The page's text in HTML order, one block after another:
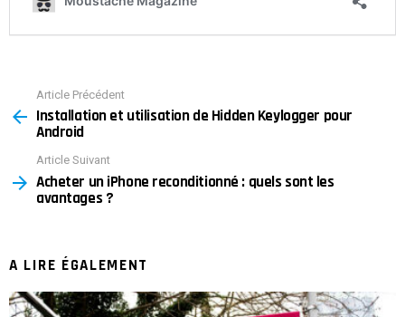
more
Article Précédent
Installation et utilisation de Hidden Keylogger pour
Android
Article Suivant
Acheter un iPhone reconditionné : quels sont les
avantages ?
A LIRE ÉGALEMENT